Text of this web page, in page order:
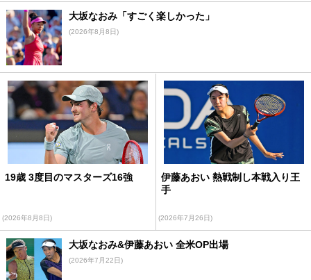
大坂なおみ「すごく楽しかった」
(2026年8月8日)
19歳 3度目のマスターズ16強
(2026年8月8日)
伊藤あおい 熱戦制し本戦入り王
手
(2026年7月26日)
大坂なおみ&伊藤あおい 全米OP出場
(2026年7月22日)